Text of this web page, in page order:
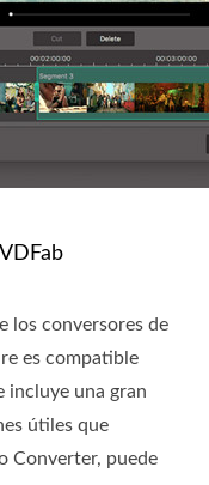
los conversores de
es compatible
incluye una gran
útiles que
Converter, puede